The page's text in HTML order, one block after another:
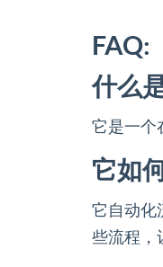
FAQ:
什么
它是一个
它如
它自动化
些流程，